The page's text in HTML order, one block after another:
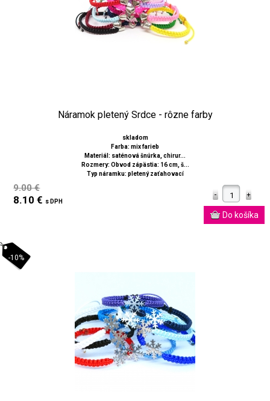
Náramok pletený Srdce - rôzne farby
skladom
Farba: mix farieb
Materiál: saténová šnúrka, chirur...
Rozmery: Obvod zápästia: 16 cm, š...
Typ náramku: pletený zaťahovací
9.00 €
8.10 € s DPH
-10%